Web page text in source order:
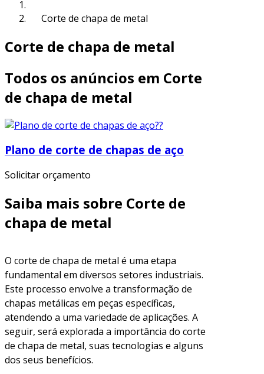
Corte de chapa de metal
Corte de chapa de metal
Todos os anúncios em Corte
de chapa de metal
Plano de corte de chapas de aço
Solicitar orçamento
Saiba mais sobre Corte de
chapa de metal
O corte de chapa de metal é uma etapa
fundamental em diversos setores industriais.
Este processo envolve a transformação de
chapas metálicas em peças específicas,
atendendo a uma variedade de aplicações. A
seguir, será explorada a importância do corte
de chapa de metal, suas tecnologias e alguns
dos seus benefícios.